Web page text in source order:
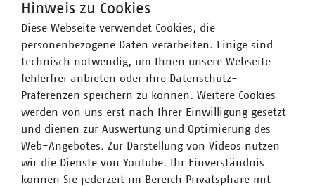
PDF Download
Der Flyer steht Ihnen zum Download oder ingedruckter
Formkostenlos zur Verfügung. Der Flyer kann in der
Geschäftsstelle unter
abfallwirtschaft(at)vku(dot)de
bestellt werden (max. 50 Stück).
Hinweis zu Cookies
Diese Webseite verwendet Cookies, die
personenbezogene Daten verarbeiten. Einige sind
technisch notwendig, um Ihnen unsere Webseite
fehlerfrei anbieten oder ihre Datenschutz-
Präferenzen speichern zu können. Weitere Cookies
werden von uns erst nach Ihrer Einwilligung gesetzt
und dienen zur Auswertung und Optimierung des
Web-Angebotes. Zur Darstellung von Videos nutzen
wir die Dienste von YouTube. Ihr Einverständnis
können Sie jederzeit im Bereich Privatsphäre mit